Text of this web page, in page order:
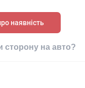
наявність
сторону на авто?